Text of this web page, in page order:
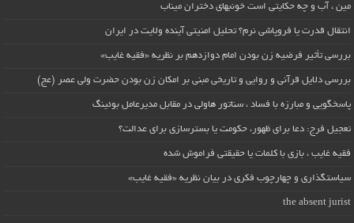
مین ، آب و چه حکایتی است خونبهای دختران میناب
انتقال قدرت یا فروپاشی نرم؟ تحلیل امنیتی آینده ولایت در ایران
بررسی تأثیر فرضیه زن بودن امام دوازدهم بر نظریه «فقیه غایب»
بررسی دلایل قرآنی و روایی و تاریخی مبنی بر امکان زن بودن حضرت ولی عصر (عج)
پاسخگویی و مبارزه با فساد ، سناتور هاولی در مقابل مدیرعامل بوئینگ
تعجیل فرج: دعا برای ظهور، حکومت یا بسترسازی برای عدالت؟
فقیه غایب ، بازی با کلمات یا حقیقتی فراموش شده
سیاستگذاری و چهارچوب فکری در بیان نظریه «فقیه غایب»
the absent jurist